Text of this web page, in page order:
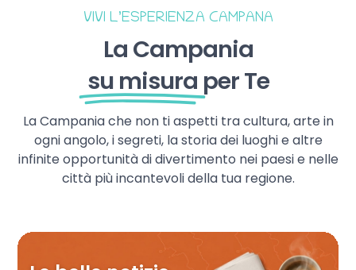
VIVI L’ESPERIENZA CAMPANA
La Campania
su misura per Te
La Campania che non ti aspetti tra cultura, arte in
ogni angolo, i segreti, la storia dei luoghi e altre
infinite opportunità di divertimento nei paesi e nelle
città più incantevoli della tua regione.